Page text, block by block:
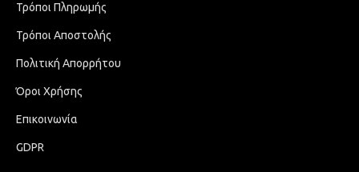
Τρόποι Πληρωμής
Τρόποι Αποστολής
Πολιτική Απορρήτου
Όροι Χρήσης
Επικοινωνία
GDPR